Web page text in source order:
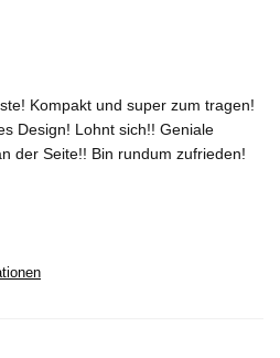
Kompakt und super zum tragen!
Design! Lohnt sich!! Geniale
der Seite!! Bin rundum zufrieden!